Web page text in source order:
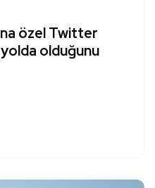
özel Twitter
yolda olduğunu